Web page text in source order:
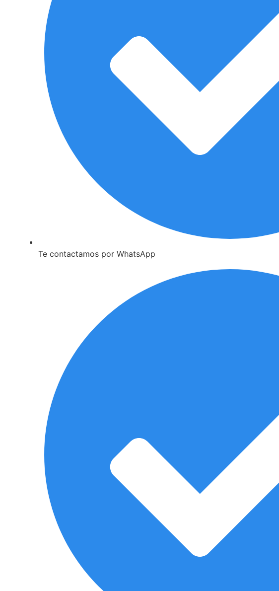
Te contactamos por WhatsApp